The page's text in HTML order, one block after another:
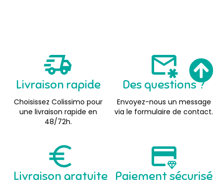
Livraison rapide
Choisissez Colissimo pour
une livraison rapide en
48/72h.
Des questions ?
Envoyez-nous un message
via le formulaire de contact.
Livraison gratuite Paiement sécurisé